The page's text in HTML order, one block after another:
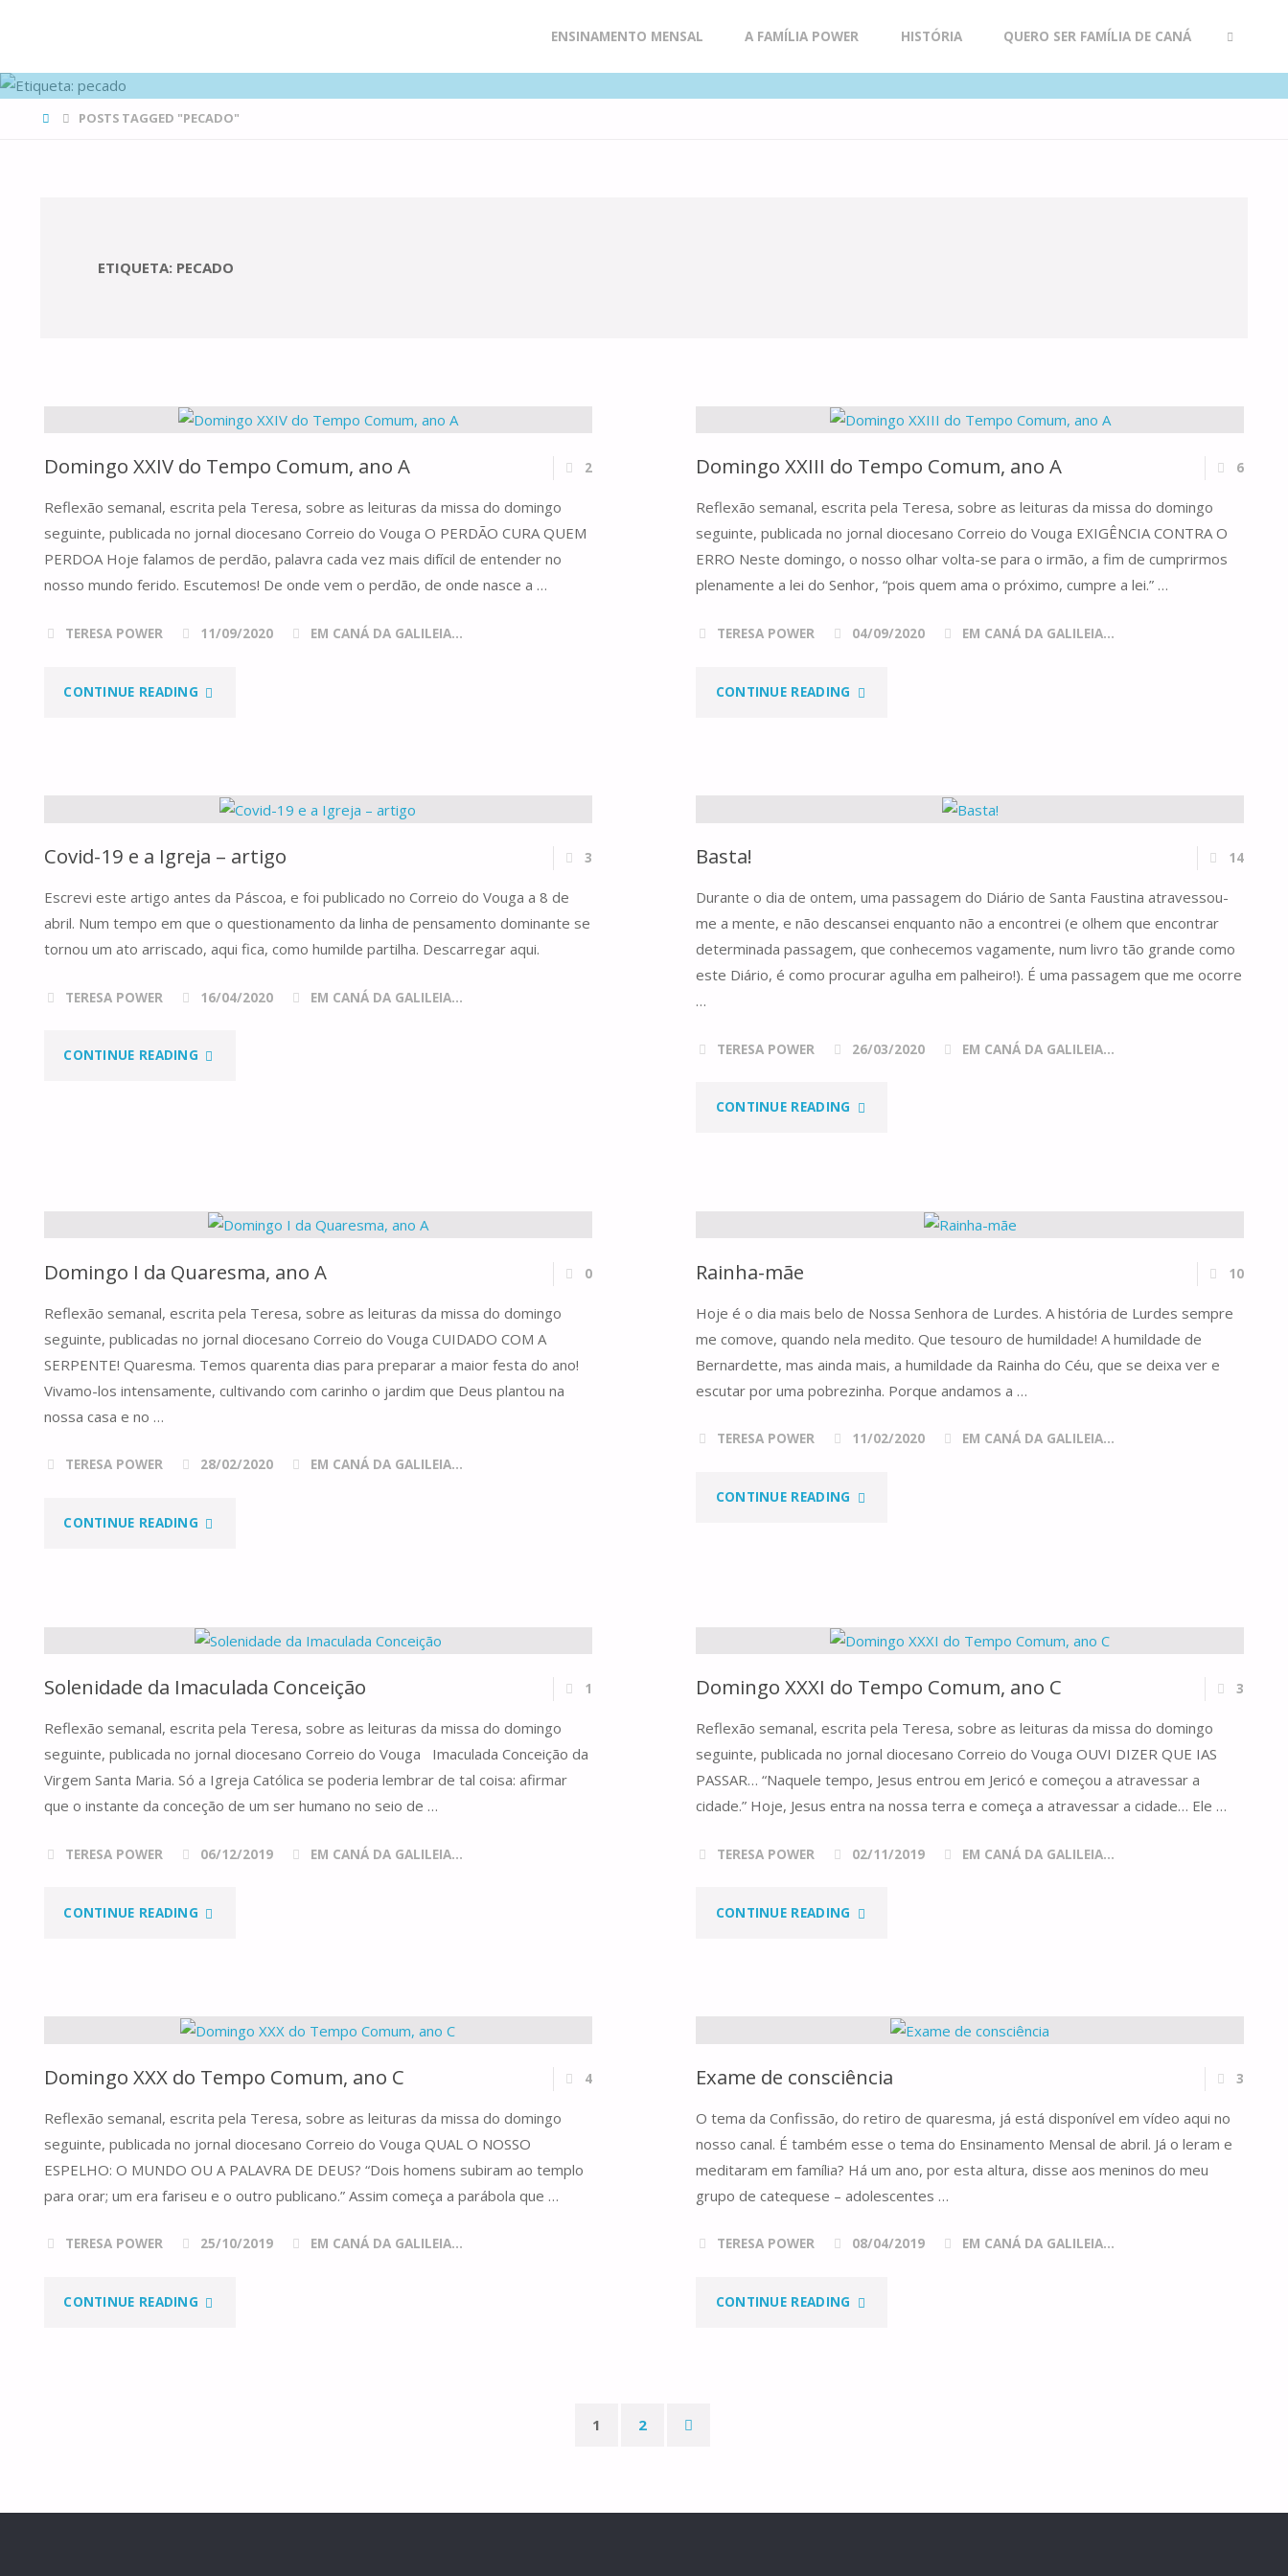
to
ENSINAMENTO MENSAL A FAMÍLIA POWER HISTÓRIA QUERO SER FAMÍLIA DE CANÁ
HOMEPOSTS TAGGED "PECADO"
ETIQUETA: PECADO
Domingo XXIV do Tempo Comum, ano A 2
Reflexão semanal, escrita pela Teresa, sobre as leituras da missa do domingo
seguinte, publicada no jornal diocesano Correio do Vouga O PERDÃO CURA QUEM
PERDOA Hoje falamos de perdão, palavra cada vez mais difícil de entender no
nosso mundo ferido. Escutemos! De onde vem o perdão, de onde nasce a …
TERESA POWER 11/09/2020 EM CANÁ DA GALILEIA...
CONTINUE READING "DOMINGO
TEMPO
COMUM,
ANO
A"
Domingo XXIII do Tempo Comum, ano A 6
Reflexão semanal, escrita pela Teresa, sobre as leituras da missa do domingo
seguinte, publicada no jornal diocesano Correio do Vouga EXIGÊNCIA CONTRA O
ERRO Neste domingo, o nosso olhar volta-se para o irmão, a fim de cumprirmos
plenamente a lei do Senhor, “pois quem ama o próximo, cumpre a lei.” …
TERESA POWER 04/09/2020 EM CANÁ DA GALILEIA...
CONTINUE READING "DOMINGO
ANO
A"
Covid-19 e a Igreja – artigo 3
Escrevi este artigo antes da Páscoa, e foi publicado no Correio do Vouga a 8 de
abril. Num tempo em que o questionamento da linha de pensamento dominante se
tornou um ato arriscado, aqui fica, como humilde partilha. Descarregar aqui.
TERESA POWER 16/04/2020 EM CANÁ DA GALILEIA...
CONTINUE READING "COVID-
IGREJA
–
ARTIGO"
Basta! 14
Durante o dia de ontem, uma passagem do Diário de Santa Faustina atravessou-
me a mente, e não descansei enquanto não a encontrei (e olhem que encontrar
determinada passagem, que conhecemos vagamente, num livro tão grande como
este Diário, é como procurar agulha em palheiro!). É uma passagem que me ocorre
…
TERESA POWER 26/03/2020 EM CANÁ DA GALILEIA...
CONTINUE READING "BASTA!"
Domingo I da Quaresma, ano A 0
Reflexão semanal, escrita pela Teresa, sobre as leituras da missa do domingo
seguinte, publicadas no jornal diocesano Correio do Vouga CUIDADO COM A
SERPENTE! Quaresma. Temos quarenta dias para preparar a maior festa do ano!
Vivamo-los intensamente, cultivando com carinho o jardim que Deus plantou na
nossa casa e no …
TERESA POWER 28/02/2020 EM CANÁ DA GALILEIA...
CONTINUE READING "DOMINGO
QUARESMA,
ANO
A"
Rainha-mãe 10
Hoje é o dia mais belo de Nossa Senhora de Lurdes. A história de Lurdes sempre
me comove, quando nela medito. Que tesouro de humildade! A humildade de
Bernardette, mas ainda mais, a humildade da Rainha do Céu, que se deixa ver e
escutar por uma pobrezinha. Porque andamos a …
TERESA POWER 11/02/2020 EM CANÁ DA GALILEIA...
CONTINUE READING "RAINHA-
Solenidade da Imaculada Conceição 1
Reflexão semanal, escrita pela Teresa, sobre as leituras da missa do domingo
seguinte, publicada no jornal diocesano Correio do Vouga Imaculada Conceição da
Virgem Santa Maria. Só a Igreja Católica se poderia lembrar de tal coisa: afirmar
que o instante da conceção de um ser humano no seio de …
TERESA POWER 06/12/2019 EM CANÁ DA GALILEIA...
CONTINUE READING "SOLENIDADE
CONCEIÇÃO"
Domingo XXXI do Tempo Comum, ano C 3
Reflexão semanal, escrita pela Teresa, sobre as leituras da missa do domingo
seguinte, publicada no jornal diocesano Correio do Vouga OUVI DIZER QUE IAS
PASSAR… “Naquele tempo, Jesus entrou em Jericó e começou a atravessar a
cidade.” Hoje, Jesus entra na nossa terra e começa a atravessar a cidade… Ele …
TERESA POWER 02/11/2019 EM CANÁ DA GALILEIA...
CONTINUE READING "DOMINGO
TEMPO
COMUM,
ANO
C"
Domingo XXX do Tempo Comum, ano C 4
Reflexão semanal, escrita pela Teresa, sobre as leituras da missa do domingo
seguinte, publicada no jornal diocesano Correio do Vouga QUAL O NOSSO
ESPELHO: O MUNDO OU A PALAVRA DE DEUS? “Dois homens subiram ao templo
para orar; um era fariseu e o outro publicano.” Assim começa a parábola que …
TERESA POWER 25/10/2019 EM CANÁ DA GALILEIA...
CONTINUE READING "DOMINGO
ANO
Exame de consciência 3
O tema da Confissão, do retiro de quaresma, já está disponível em vídeo aqui no
nosso canal. É também esse o tema do Ensinamento Mensal de abril. Já o leram e
meditaram em família? Há um ano, por esta altura, disse aos meninos do meu
grupo de catequese – adolescentes …
TERESA POWER 08/04/2019 EM CANÁ DA GALILEIA...
CONTINUE READING "EXAME
dos
1 2